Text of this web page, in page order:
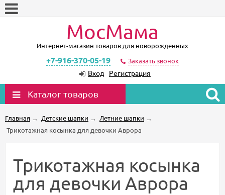
МосМама
Интернет-магазин товаров для новорожденных
+7-916-370-05-19 Заказать звонок
Вход Регистрация
Каталог товаров
Главная → Детские шапки → Летние шапки →
Трикотажная косынка для девочки Аврора
Трикотажная косынка
для девочки Аврора